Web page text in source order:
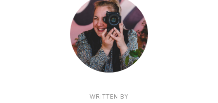
WRITTEN BY